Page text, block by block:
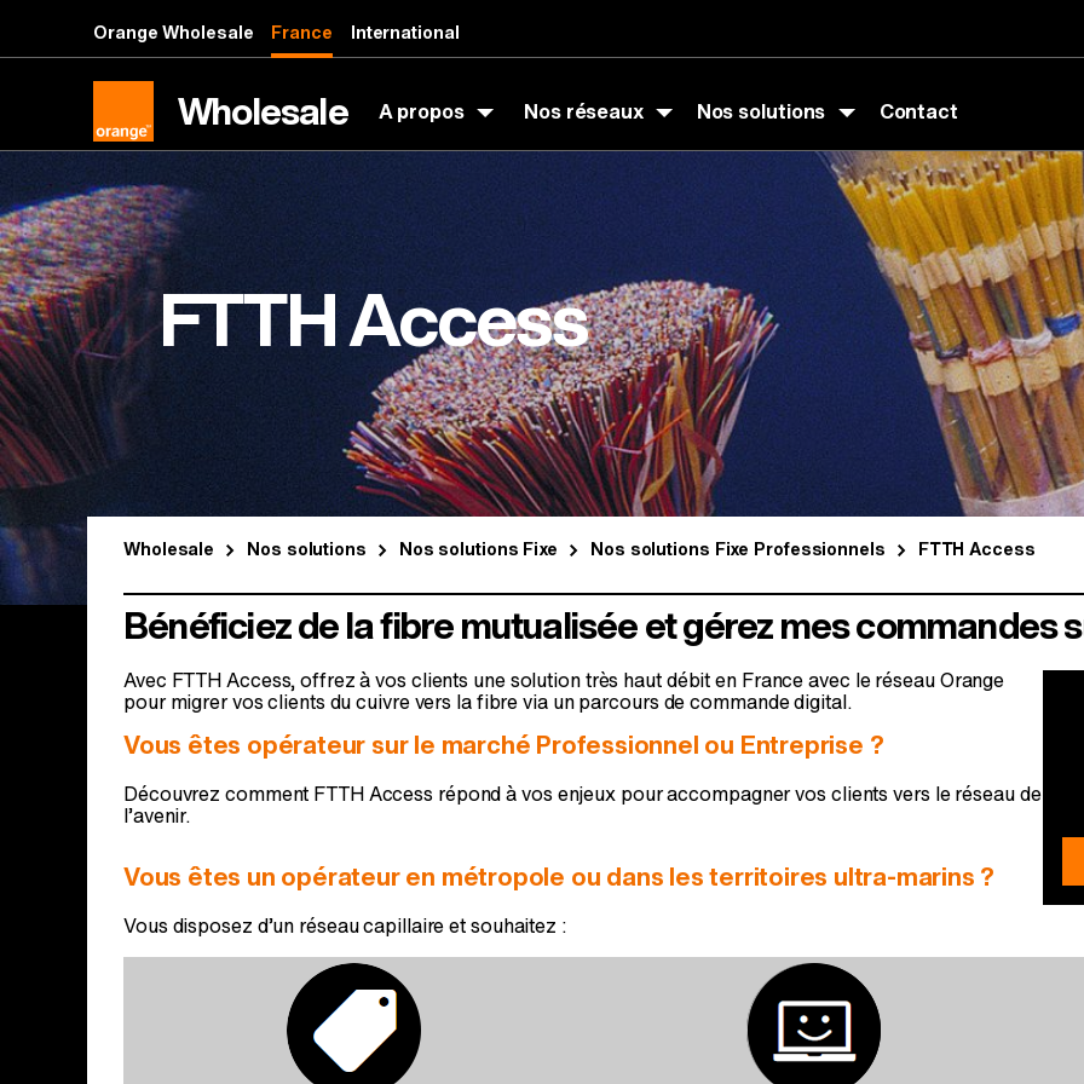
Orange Wholesale France International
Wholesale A propos Nos réseaux Nos solutions Contact
Wholesale Nos solutions Nos solutions Fixe Nos solutions Fixe Professionnels FTTH Access
FTTH Access
Bénéficiez de la fibre mutualisée et gérez mes commandes
Avec FTTH Access, offrez à vos clients une solution très haut débit en France avec le réseau Orange
pour migrer vos clients du cuivre vers la fibre via un parcours de commande digital.
Vous êtes opérateur sur le marché Professionnel ou Entreprise ?
Découvrez comment FTTH Access répond à vos enjeux pour accompagner vos clients vers le réseau de
l’avenir.
Vous êtes un opérateur en métropole ou dans les territoires ultra-marins ?
Vous disposez d’un réseau capillaire et souhaitez :